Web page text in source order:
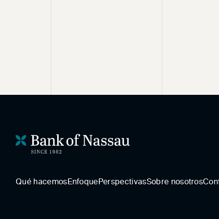
Qué hacemosEnfoquePerspectivasSobre nosotros